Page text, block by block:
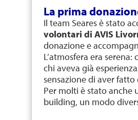
La prima
Il team Seares è stato
volontari di AVIS
donazione e
L’atmosfera era
chi aveva già
sensazione di aver
Per molti è stato
building, un modo